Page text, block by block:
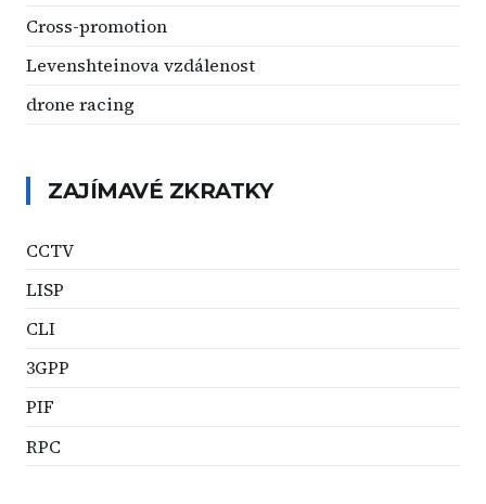
Cross-promotion
Levenshteinova vzdálenost
drone racing
ZAJÍMAVÉ ZKRATKY
CCTV
LISP
CLI
3GPP
PIF
RPC